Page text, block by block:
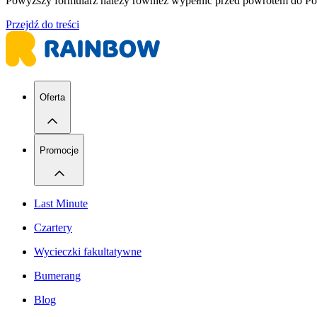
Przejdź do treści
Oferta
Promocje
Last Minute
Czartery
Wycieczki fakultatywne
Bumerang
Blog